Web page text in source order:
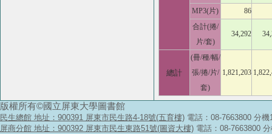
MP3(片)
86
合計(捲/
片/套)
34,292
總計
(冊/種/幅/
張/捲/片/
套)
1,821,203
版權所有©國立屏東大學圖書館
民生總館 地址：900391 屏東市民生路4-18號(五育樓) 電話：08-7663800 分
屏商分館 地址：900392 屏東市民生東路51號(圖資大樓) 電話：08-7663800